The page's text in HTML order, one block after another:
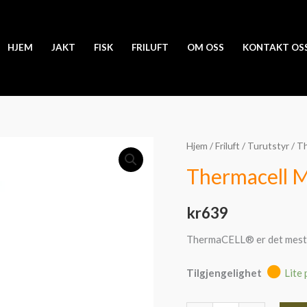
HJEM JAKT FISK FRILUFT OM OSS KONTAKT
Hjem /Friluft / Turutstyr/
Thermacell
kr639
ThermaCELL® er det
Tilgjengelighet Lite
Thermacell
MR300